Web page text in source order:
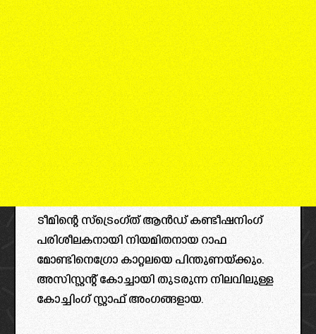
ടീമിന്റെ സ്ട്രെംഗ്ത് ആൻഡ് കണ്ടീഷനിംഗ്
പരിശീലകനായി നിയമിതനായ റാഫ
മോണ്ടിനെഗ്രോ കാറ്റലയെ പിന്തുണയ്ക്കും.
അസിസ്റ്റന്റ് കോച്ചായി തുടരുന്ന നിലവിലുള്ള
കോച്ചിംഗ് സ്റ്റാഫ് അംഗങ്ങളായ.